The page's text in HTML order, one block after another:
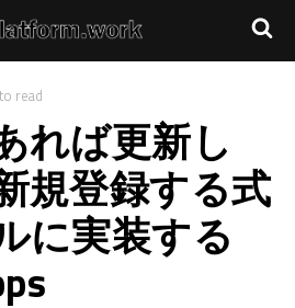
read
れば更新し
規登録する式
に実装する